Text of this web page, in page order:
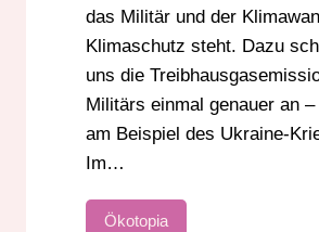
das Militär und der
Klimaschutz steht. Dazu
uns die
Militärs einmal genauer an –
am Beispiel des Ukraine-
Im…
Ökotopia